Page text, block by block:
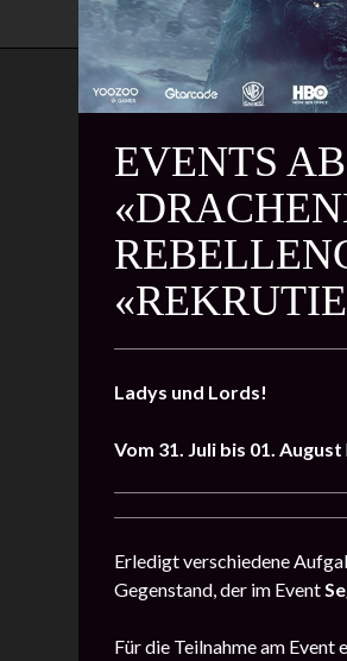
EVENTS
Ladys und Lords!
Vom 31. Juli bis 01. August
Erledigt verschiedene
Gegenstand, der im Event
Für die Teilnahme am Event